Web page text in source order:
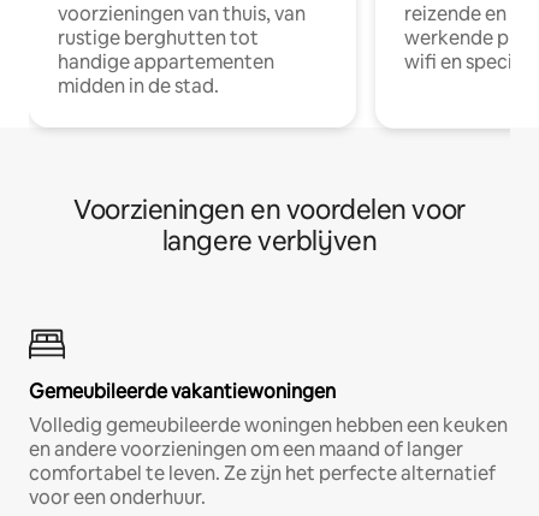
voorzieningen van thuis, van
rustige berghutten tot
handige appartementen
midden in de stad.
reizende en
werkende
wifi en
Voorzieningen en voordelen voor
langere verblijven
Gemeubileerde vakantiewoningen
Volledig gemeubileerde woningen hebben een keuken
en andere voorzieningen om een maand of langer
comfortabel te leven. Ze zijn het perfecte alternatief
voor een onderhuur.